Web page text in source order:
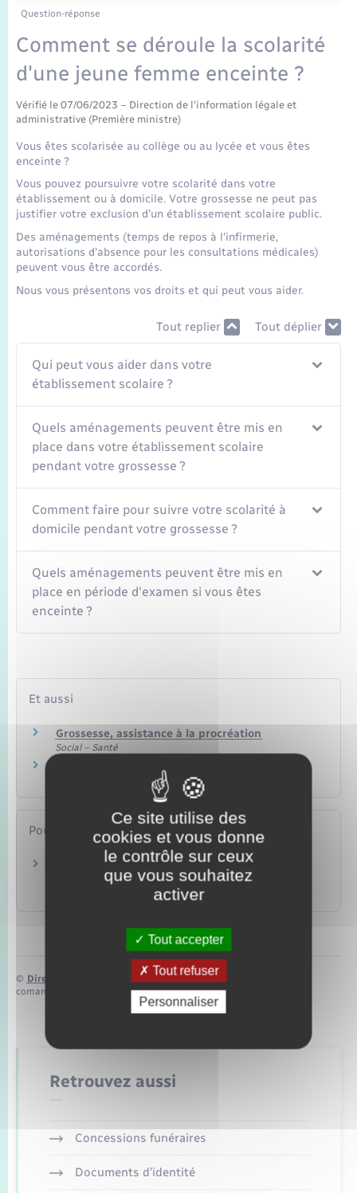
Mariage – PACS
Parrainage civil
Recensement
Question-réponse
Comment se déroule la scolarité
d'une jeune femme enceinte ?
Vérifié le 07/06/2023 – Direction de l'information légale et
administrative (Première ministre)
Vous êtes scolarisée au collège ou au lycée et vous êtes
enceinte ?
Vous pouvez poursuivre votre scolarité dans votre
établissement ou à domicile. Votre grossesse ne peut pas
justifier votre exclusion d'un établissement scolaire public.
Des aménagements (temps de repos à l'infirmerie,
autorisations d'absence pour les consultations médicales)
peuvent vous être accordés.
Nous vous présentons vos droits et qui peut vous aider.
Tout replier Tout déplier
Qui peut vous aider dans votre
établissement scolaire ?
Quels aménagements peuvent être mis en
place dans votre établissement scolaire
pendant votre grossesse ?
Comment faire pour suivre votre scolarité à
domicile pendant votre grossesse ?
Quels aménagements peuvent être mis en
place en période d'examen si vous êtes
enceinte ?
Et aussi
Grossesse, assistance à la procréation
Social – Santé
Pour en savoir plus
Service d'assistance pédagogique à domicile
Ministère chargé de l'éducation
© Direction de l’information légale et administrative
comarquage developpé parbaseo.io
Retrouvez aussi
Concessions funéraires
Documents d’identité
Ce site utilise des
cookies et vous donne
le contrôle sur ceux
que vous souhaitez
activer
Tout accepter
Tout refuser
Personnaliser